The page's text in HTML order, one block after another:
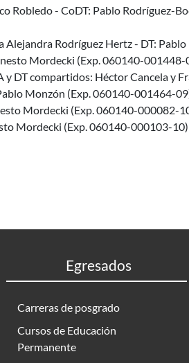
Robledo - CoDT: Pablo Rodríguez-
Rodríguez Hertz - DT:
Mordecki (Exp. 060140-001448-
DT compartidos: Héctor Cancela y
Monzón (Exp. 060140-001464-
Mordecki (Exp. 060140-000082-
Mordecki (Exp. 060140-000103-10)
Egresados
Carreras de posgrado
Cursos de Educación
Permanente